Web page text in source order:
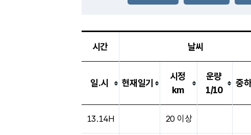
-
시간 날씨
일.시 현재일기
시정
km
운량
1/10
중
13.14H 20 이상